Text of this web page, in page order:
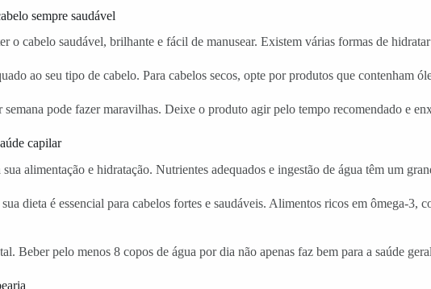
sempre saudável
o cabelo saudável, brilhante e fácil de manusear. Existem várias formas de
ao seu tipo de cabelo. Para cabelos secos, opte por produtos que contenham
pode fazer maravilhas. Deixe o produto agir pelo tempo recomendado e
capilar
alimentação e hidratação. Nutrientes adequados e ingestão de água têm um
dieta é essencial para cabelos fortes e saudáveis. Alimentos ricos em ômega-
Beber pelo menos 8 copos de água por dia não apenas faz bem para a saúde